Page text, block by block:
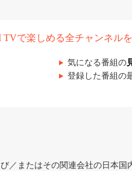
で楽しめる全チャンネル
気になる番組の
登録した番組の
／またはその関連会社の日本国